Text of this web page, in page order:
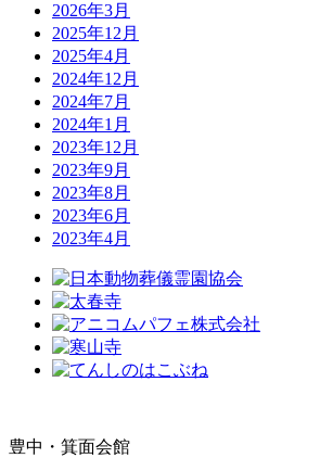
2026年3月
2025年12月
2025年4月
2024年12月
2024年7月
2024年1月
2023年12月
2023年9月
2023年8月
2023年6月
2023年4月
豊中・箕面会館